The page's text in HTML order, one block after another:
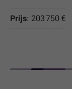
Prijs: 203 750 €